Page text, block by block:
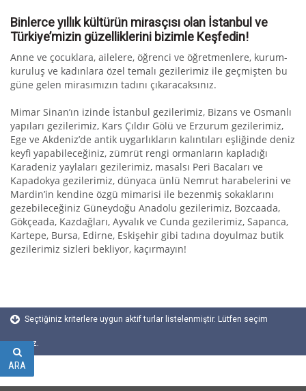
ARA
Binlerce yıllık kültürün mirasçısı olan İstanbul ve
Türkiye’mizin güzelliklerini bizimle Keşfedin!
Anne ve çocuklara, ailelere, öğrenci ve öğretmenlere, kurum-
kuruluş ve kadınlara özel temalı gezilerimiz ile geçmişten bu
güne gelen mirasımızın tadını çıkaracaksınız.
Mimar Sinan’ın izinde İstanbul gezilerimiz, Bizans ve Osmanlı
yapıları gezilerimiz, Kars Çıldır Gölü ve Erzurum gezilerimiz,
Ege ve Akdeniz’de antik uygarlıkların kalıntıları eşliğinde deniz
keyfi yapabileceğiniz, zümrüt rengi ormanların kapladığı
Karadeniz yaylaları gezilerimiz, masalsı Peri Bacaları ve
Kapadokya gezilerimiz, dünyaca ünlü Nemrut harabelerini ve
Mardin’in kendine özgü mimarisi ile bezenmiş sokaklarını
gezebileceğiniz Güneydoğu Anadolu gezilerimiz, Bozcaada,
Gökçeada, Kazdağları, Ayvalık ve Cunda gezilerimiz, Sapanca,
Kartepe, Bursa, Edirne, Eskişehir gibi tadına doyulmaz butik
gezilerimiz sizleri bekliyor, kaçırmayın!
Seçtiğiniz kriterlere uygun aktif turlar listelenmiştir. Lütfen seçim
yapınız.